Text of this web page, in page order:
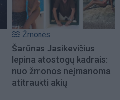
Žmonės
Šarūnas Jasikevičius
lepina atostogų kadrais:
nuo žmonos neįmanoma
atitraukti akių